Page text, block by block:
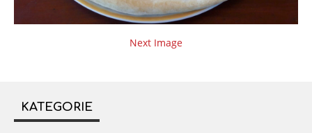
Next Image
KATEGORIE